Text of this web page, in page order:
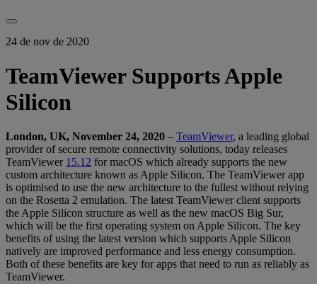
24 de nov de 2020
TeamViewer Supports Apple
Silicon
London, UK, November 24, 2020 – TeamViewer, a leading global
provider of secure remote connectivity solutions, today releases
TeamViewer 15.12 for macOS which already supports the new
custom architecture known as Apple Silicon. The TeamViewer app
is optimised to use the new architecture to the fullest without relying
on the Rosetta 2 emulation. The latest TeamViewer client supports
the Apple Silicon structure as well as the new macOS Big Sur,
which will be the first operating system on Apple Silicon. The key
benefits of using the latest version which supports Apple Silicon
natively are improved performance and less energy consumption.
Both of these benefits are key for apps that need to run as reliably as
TeamViewer.